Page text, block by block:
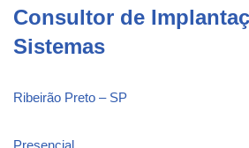
Consultor de
Sistemas
Ribeirão Preto – SP